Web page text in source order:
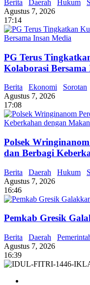
Berita Daerah Hukum
Agustus 7, 2026
17:14
PG Terus
Kolaborasi Bersama
Berita Ekonomi
Sorotan
Agustus 7, 2026
17:08
Polsek
dan Berbagi
Berita Daerah Hukum
Agustus 7, 2026
16:46
Pemkab Gresik
Berita Daerah
Agustus 7, 2026
16:39